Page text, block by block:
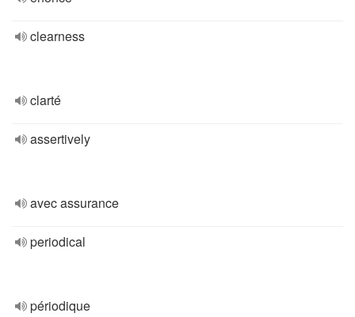
clearness
clarté
assertively
avec assurance
periodical
périodique